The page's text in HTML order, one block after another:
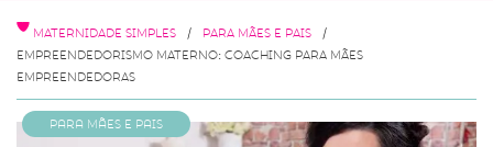
MATERNIDADE SIMPLES
PARA MÃES E PAIS
EMPREENDEDORISMO MATERNO: COACHING PARA MÃES
EMPREENDEDORAS
Para Mães e Pais